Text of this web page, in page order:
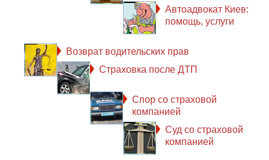
Автоадвокат Киев:
помощь, услуги
Возврат водительских прав
Страховка после ДТП
Спор со страховой
компанией
Суд со страховой
компанией